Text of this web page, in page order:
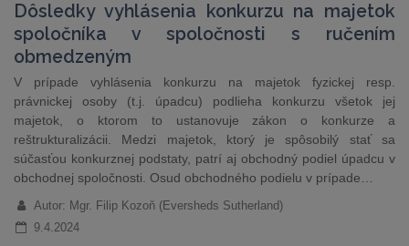
Dôsledky vyhlásenia konkurzu na majetok
spoločníka v spoločnosti s ručením
obmedzeným
V prípade vyhlásenia konkurzu na majetok fyzickej resp.
právnickej osoby (t.j. úpadcu) podlieha konkurzu všetok jej
majetok, o ktorom to ustanovuje zákon o konkurze a
reštrukturalizácii. Medzi majetok, ktorý je spôsobilý stať sa
súčasťou konkurznej podstaty, patrí aj obchodný podiel úpadcu v
obchodnej spoločnosti. Osud obchodného podielu v prípade…
Autor: Mgr. Filip Kozoň (Eversheds Sutherland)
9.4.2024